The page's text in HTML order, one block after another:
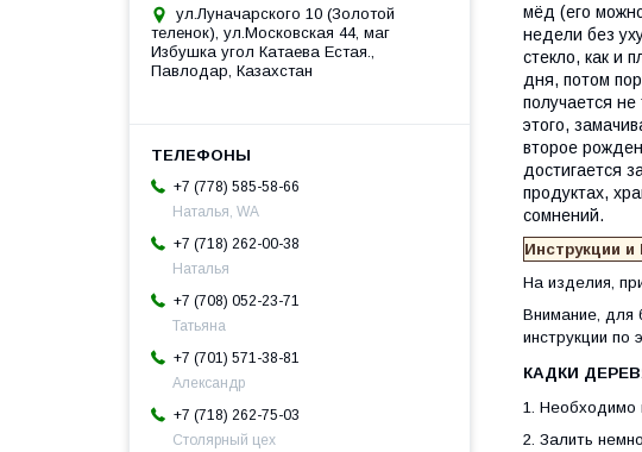
мёд (его
недели без
стекло, как и
дня, потом
получается
этого,
второе
достигается
продуктах,
сомнений.
Инструкции и
На изделия,
Внимание, для
инструкции по
КАДКИ
1. Необходимо
2. Залить
ул.Луначарского 10 (Золотой
теленок), ул.Московская 44, маг
Избушка угол Катаева Естая.,
Павлодар, Казахстан
+7 (778) 585-58-66
Наталья, WA
+7 (718) 262-00-38
Наталья
+7 (708) 052-23-71
Татьяна
+7 (701) 571-38-81
Александр
+7 (718) 262-75-03
Столярный цех